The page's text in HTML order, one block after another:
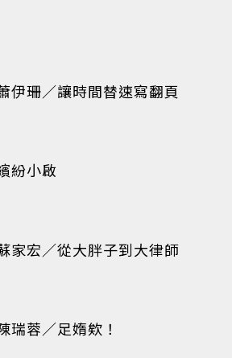
伊珊／讓時間替速寫翻頁
紛小啟
家宏／從大胖子到大律師
瑞蓉／足媠欸！